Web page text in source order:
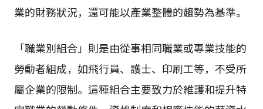
業的財務狀況，還可能以產業整體的趨勢為基準。
「職業別組合」則是由從事相同職業或專業技能的
勞動者組成，如飛行員、護士、印刷工等，不受所
屬企業的限制。這種組合主要致力於維護和提升特